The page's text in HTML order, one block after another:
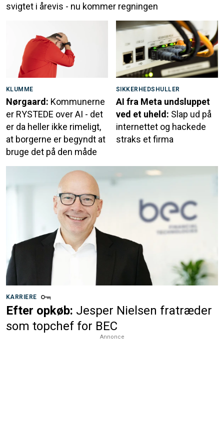
svigtet i årevis - nu kommer regningen
KLUMME
Nørgaard: Kommunerne
er RYSTEDE over AI - det
er da heller ikke rimeligt,
at borgerne er begyndt at
bruge det på den måde
SIKKERHEDSHULLER
AI fra Meta undsluppet
ved et uheld: Slap ud på
internettet og hackede
straks et firma
KARRIERE
Efter opkøb: Jesper Nielsen fratræder
som topchef for BEC
Annonce